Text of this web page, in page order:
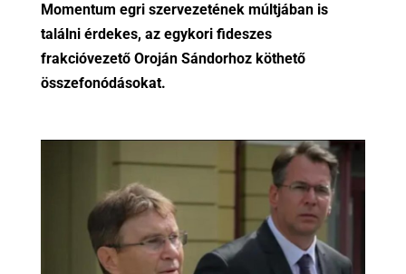
Momentum egri szervezetének múltjában is
találni érdekes, az egykori fideszes
frakcióvezető Oroján Sándorhoz köthető
összefonódásokat.